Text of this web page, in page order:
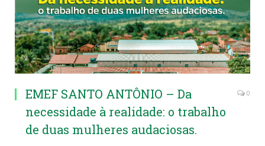
EMEF SANTO ANTÔNIO – Da
necessidade à realidade: o trabalho
de duas mulheres audaciosas.
0